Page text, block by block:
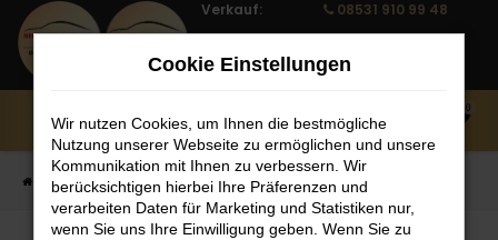
Zum
Hauptinhalt
springen
Verkauf:
08531 910 99 48
Notruf:
08531 910 99 27
Service:
08531 910 99 10
MENÜ
0
Startseite Fahrzeug Showroom Fahrzeugbestand
Cookie Einstellungen
Wir nutzen Cookies, um Ihnen die bestmögliche
Nutzung unserer Webseite zu ermöglichen und unsere
Kommunikation mit Ihnen zu verbessern. Wir
berücksichtigen hierbei Ihre Präferenzen und
verarbeiten Daten für Marketing und Statistiken nur,
wenn Sie uns Ihre Einwilligung geben. Wenn Sie zu